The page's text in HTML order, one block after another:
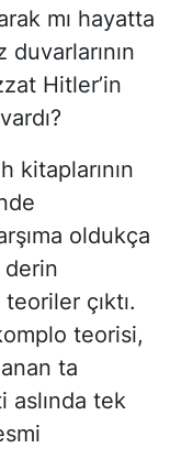
mı hayatta
Hitler’in
kitaplarının
oldukça
derin
çıktı.
teorisi,
ta
aslında tek